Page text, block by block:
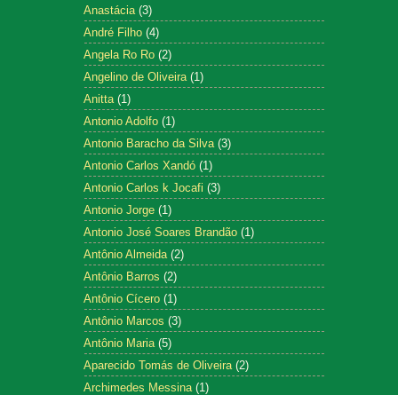
Anastácia (3)
André Filho (4)
Angela Ro Ro (2)
Angelino de Oliveira (1)
Anitta (1)
Antonio Adolfo (1)
Antonio Baracho da Silva (3)
Antonio Carlos Xandó (1)
Antonio Carlos k Jocafi (3)
Antonio Jorge (1)
Antonio José Soares Brandão (1)
Antônio Almeida (2)
Antônio Barros (2)
Antônio Cícero (1)
Antônio Marcos (3)
Antônio Maria (5)
Aparecido Tomás de Oliveira (2)
Archimedes Messina (1)